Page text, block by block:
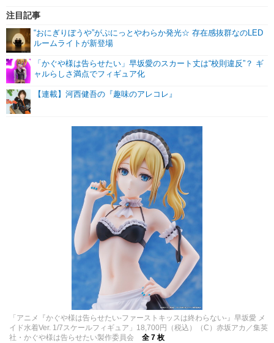
注目記事
“おにぎりぼうや”がぷにっとやわらか発光☆ 存在感抜群なのLED
ルームライトが新登場
「かぐや様は告らせたい」早坂愛のスカート丈は“校則違反”？ ギ
ャルらしさ満点でフィギュア化
【連載】河西健吾の『趣味のアレコレ』
「アニメ『かぐや様は告らせたい-ファーストキッスは終わらない-』早坂愛 メ
イド水着Ver. 1/7スケールフィギュア」18,700円（税込）（C）赤坂アカ／集英
社・かぐや様は告らせたい製作委員会
全 7 枚